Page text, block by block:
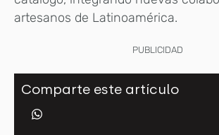
artesanos de Latinoamérica.
PUBLICIDAD
Comparte este artículo